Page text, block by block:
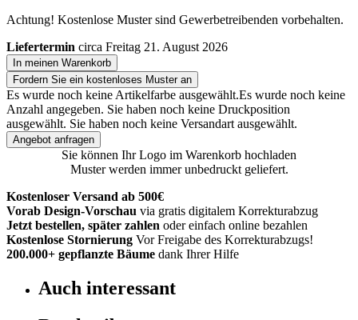
Achtung! Kostenlose Muster sind Gewerbetreibenden vorbehalten.
Liefertermin circa Freitag 21. August 2026
In meinen Warenkorb
Fordern Sie ein kostenloses Muster an
Es wurde noch keine Artikelfarbe ausgewählt.Es wurde noch keine
Anzahl angegeben. Sie haben noch keine Druckposition
ausgewählt. Sie haben noch keine Versandart ausgewählt.
Angebot anfragen
Sie können Ihr Logo im Warenkorb hochladen
Muster werden immer unbedruckt geliefert.
Kostenloser Versand ab 500€
Vorab Design-Vorschau via gratis digitalem Korrekturabzug
Jetzt bestellen, später zahlen oder einfach online bezahlen
Kostenlose Stornierung Vor Freigabe des Korrekturabzugs!
200.000+ gepflanzte Bäume dank Ihrer Hilfe
Auch interessant